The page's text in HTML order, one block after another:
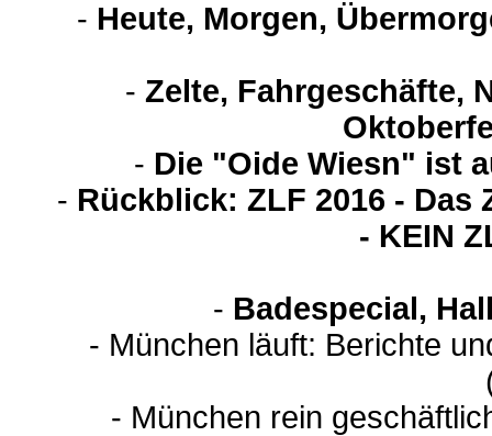
- Heute, Morgen,
- Zelte, Fahrgeschäfte,
- Die "Oide Wiesn" ist
- Rückblick: ZLF 2016 -
- KEIN
- Badespecial,
- München läuft: Berichte
- München rein